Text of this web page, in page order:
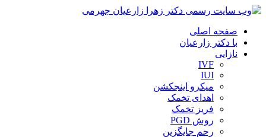
صفحه اصلی
با دکتر زارعیان
نازایی
IVF
IUI
میکرو اینجکشن
اهدای تخمک
فریز تخمک
روش PGD
رحم جایگزین